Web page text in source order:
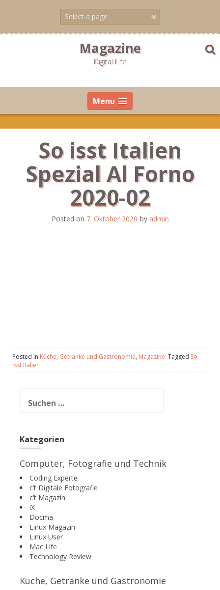
Magazine
Digital Life
Menu
So isst Italien
Spezial Al Forno
2020-02
Posted on 7. Oktober 2020 by admin
Posted in Küche, Getränke und Gastronomie, Magazine Tagged So
isst Italien
nach:
Kategorien
Computer, Fotografie und Technik
Coding Experte
c’t Digitale Fotografie
c’t Magazin
iX
Docma
Linux Magazin
Linux User
Mac Life
Technology Review
Küche, Getränke und Gastronomie